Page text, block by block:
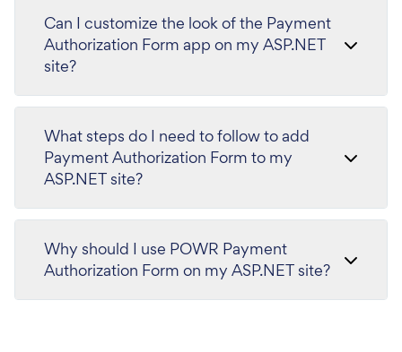
Can I customize the look of the Payment
Authorization Form app on my ASP.NET
site?
What steps do I need to follow to add
Payment Authorization Form to my
ASP.NET site?
Why should I use POWR Payment
Authorization Form on my ASP.NET site?